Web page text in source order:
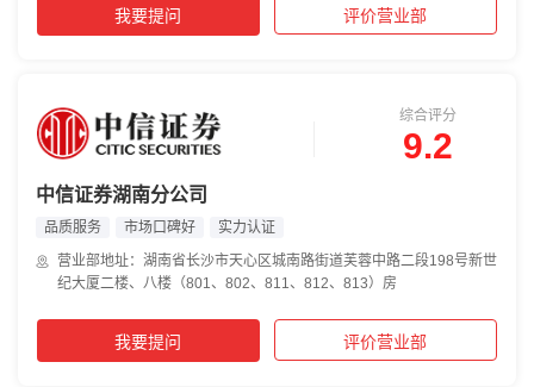
我要提问 评价营业部
综合评分
9.2
中信证券湖南分公司
品质服务 市场口碑好
实力认证
营业部地址：湖南省长沙市天心区城南路街道芙蓉中路二段198号新世
纪大厦二楼、八楼（801、802、811、812、813）房
我要提问 评价营业部